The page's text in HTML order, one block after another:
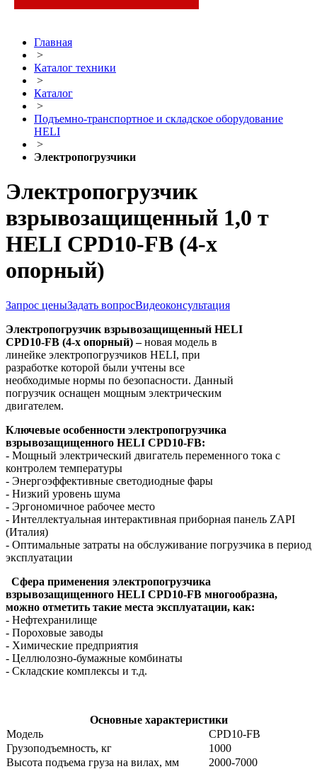
Главная
>
Каталог техники
>
Каталог
>
Подъемно-транспортное и складское оборудование
HELI
>
Электропогрузчики
Электропогрузчик
взрывозащищенный 1,0 т
HELI CPD10-FB (4-х
опорный)
Запрос ценыЗадать вопросВидеоконсультация
Электропогрузчик взрывозащищенный HELI
CPD10-FB (4-х опорный) –новая модель в
линейке электропогрузчиков HELI, при
разработке которой были учтены все
необходимые нормы по безопасности. Данный
погрузчик оснащен мощным электрическим
двигателем.
Ключевые особенности электропогрузчика
взрывозащищенного HELI CPD10-FB:
- Мощный электрический двигатель переменного тока с
контролем температуры
- Энергоэффективные светодиодные фары
- Низкий уровень шума
- Эргономичное рабочее место
- Интеллектуальная интерактивная приборная панель ZAPI
(Италия)
- Оптимальные затраты на обслуживание погрузчика в период
эксплуатации
Сфера применения электропогрузчика
взрывозащищенного HELI CPD10-FB многообразна,
можно отметить такие места эксплуатации, как:
- Нефтехранилище
- Пороховые заводы
- Химические предприятия
- Целлюлозно-бумажные комбинаты
- Складские комплексы и т.д.
Основные характеристики
Модель
CPD10-FB
Грузоподъемность, кг
1000
Высота подъема груза на вилах, мм
2000-7000